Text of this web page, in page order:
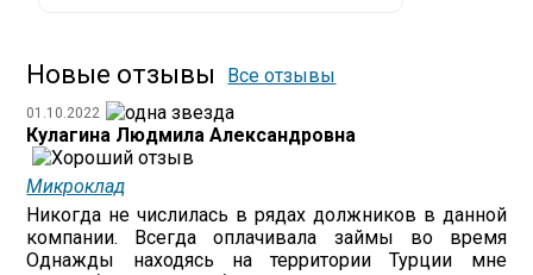
Новые отзывы Все отзывы
01.10.2022
Кулагина Людмила Александровна
Микроклад
Никогда не числилась в рядах должников в данной
компании. Всегда оплачивала займы во время
Однажды находясь на территории Турции мне